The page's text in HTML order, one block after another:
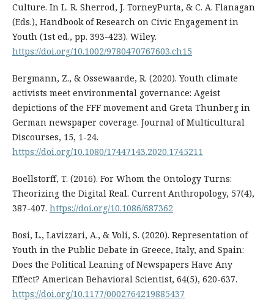
Culture. In L. R. Sherrod, J. TorneyPurta, & C. A. Flanagan
(Eds.), Handbook of Research on Civic Engagement in
Youth (1st ed., pp. 393-423). Wiley.
https://doi.org/10.1002/9780470767603.ch15
Bergmann, Z., & Ossewaarde, R. (2020). Youth climate
activists meet environmental governance: Ageist
depictions of the FFF movement and Greta Thunberg in
German newspaper coverage. Journal of Multicultural
Discourses, 15, 1-24.
https://doi.org/10.1080/17447143.2020.1745211
Boellstorff, T. (2016). For Whom the Ontology Turns:
Theorizing the Digital Real. Current Anthropology, 57(4),
387-407. https://doi.org/10.1086/687362
Bosi, L., Lavizzari, A., & Voli, S. (2020). Representation of
Youth in the Public Debate in Greece, Italy, and Spain:
Does the Political Leaning of Newspapers Have Any
Effect? American Behavioral Scientist, 64(5), 620-637.
https://doi.org/10.1177/0002764219885437